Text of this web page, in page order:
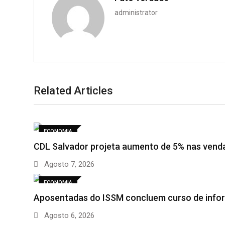
administrator
Related Articles
ECONOMIA
CDL Salvador projeta aumento de 5% nas
Agosto 7, 2026
ECONOMIA
Aposentadas do ISSM concluem curso de
Agosto 6, 2026